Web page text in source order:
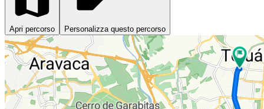
Apri percorso Personalizza questo percorso